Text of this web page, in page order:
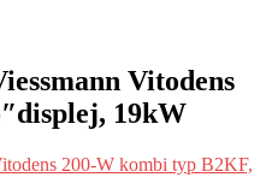
Vitodens
19kW
200-W kombi typ B2KF,